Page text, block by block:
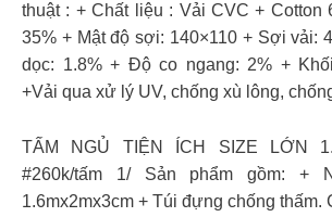
thuật : + Chất liệu : Vải CVC + Cotton
35% + Mật độ sợi: 140×110 + Sợi vải:
dọc: 1.8% + Độ co ngang: 2% +
+Vải qua xử lý UV, chống xù lông,
TẤM NGỦ TIỆN ÍCH SIZE LỚN
#260k/tấm 1/ Sản phẩm gồm: +
1.6mx2mx3cm + Túi đựng chống thấm.